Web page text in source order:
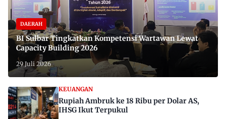
DAERAH
BI Sulbar Tingkatkan Kompetensi Wartawan Lewat
Capacity Building 2026
29 Juli 2026
KEUANGAN
Rupiah Ambruk ke 18 Ribu per Dolar AS,
IHSG Ikut Terpukul